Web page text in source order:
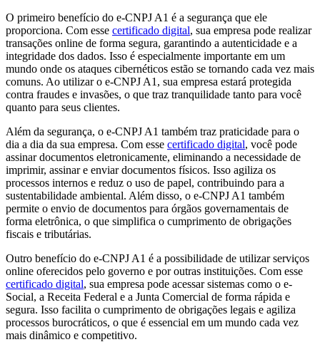
O primeiro benefício do e-CNPJ A1 é a segurança que ele
proporciona. Com esse certificado digital, sua empresa pode realizar
transações online de forma segura, garantindo a autenticidade e a
integridade dos dados. Isso é especialmente importante em um
mundo onde os ataques cibernéticos estão se tornando cada vez mais
comuns. Ao utilizar o e-CNPJ A1, sua empresa estará protegida
contra fraudes e invasões, o que traz tranquilidade tanto para você
quanto para seus clientes.
Além da segurança, o e-CNPJ A1 também traz praticidade para o
dia a dia da sua empresa. Com esse certificado digital, você pode
assinar documentos eletronicamente, eliminando a necessidade de
imprimir, assinar e enviar documentos físicos. Isso agiliza os
processos internos e reduz o uso de papel, contribuindo para a
sustentabilidade ambiental. Além disso, o e-CNPJ A1 também
permite o envio de documentos para órgãos governamentais de
forma eletrônica, o que simplifica o cumprimento de obrigações
fiscais e tributárias.
Outro benefício do e-CNPJ A1 é a possibilidade de utilizar serviços
online oferecidos pelo governo e por outras instituições. Com esse
certificado digital, sua empresa pode acessar sistemas como o e-
Social, a Receita Federal e a Junta Comercial de forma rápida e
segura. Isso facilita o cumprimento de obrigações legais e agiliza
processos burocráticos, o que é essencial em um mundo cada vez
mais dinâmico e competitivo.